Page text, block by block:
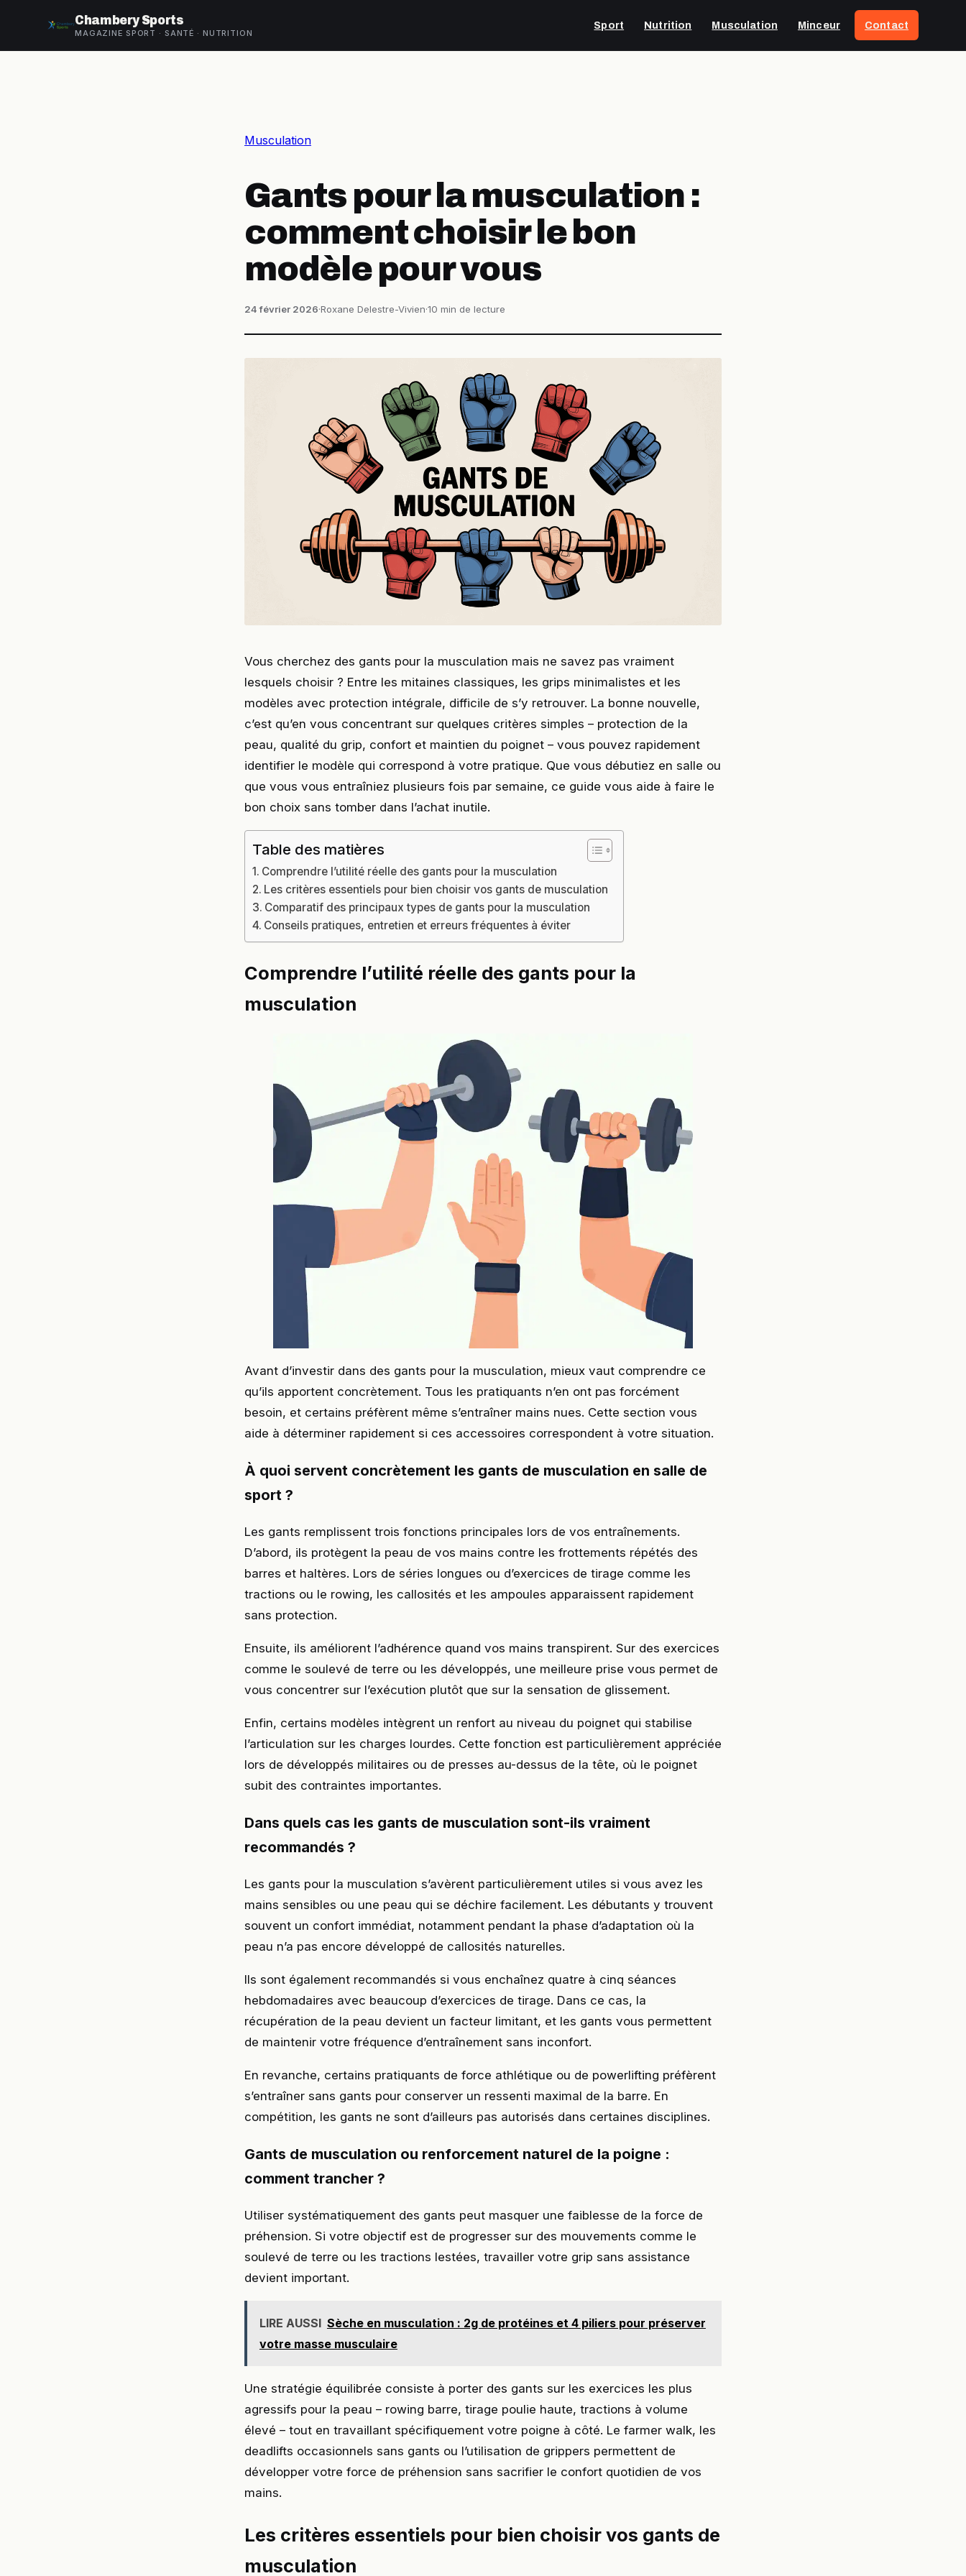
Chambery Sports
MAGAZINE SPORT · SANTÉ · NUTRITION
Sport Nutrition Musculation Minceur Contact
Musculation
Gants pour la musculation :
comment choisir le bon
modèle pour vous
24 février 2026·Roxane Delestre-Vivien·10 min de lecture
Vous cherchez des gants pour la musculation mais ne savez pas vraiment
lesquels choisir ? Entre les mitaines classiques, les grips minimalistes et les
modèles avec protection intégrale, difficile de s’y retrouver. La bonne nouvelle,
c’est qu’en vous concentrant sur quelques critères simples – protection de la
peau, qualité du grip, confort et maintien du poignet – vous pouvez rapidement
identifier le modèle qui correspond à votre pratique. Que vous débutiez en salle ou
que vous vous entraîniez plusieurs fois par semaine, ce guide vous aide à faire le
bon choix sans tomber dans l’achat inutile.
Table des matières
Comprendre l’utilité réelle des gants pour la musculation
Les critères essentiels pour bien choisir vos gants de musculation
Comparatif des principaux types de gants pour la musculation
Conseils pratiques, entretien et erreurs fréquentes à éviter
Comprendre l’utilité réelle des gants pour la
musculation
Avant d’investir dans des gants pour la musculation, mieux vaut comprendre ce
qu’ils apportent concrètement. Tous les pratiquants n’en ont pas forcément
besoin, et certains préfèrent même s’entraîner mains nues. Cette section vous
aide à déterminer rapidement si ces accessoires correspondent à votre situation.
À quoi servent concrètement les gants de musculation en salle de
sport ?
Les gants remplissent trois fonctions principales lors de vos entraînements.
D’abord, ils protègent la peau de vos mains contre les frottements répétés des
barres et haltères. Lors de séries longues ou d’exercices de tirage comme les
tractions ou le rowing, les callosités et les ampoules apparaissent rapidement
sans protection.
Ensuite, ils améliorent l’adhérence quand vos mains transpirent. Sur des exercices
comme le soulevé de terre ou les développés, une meilleure prise vous permet de
vous concentrer sur l’exécution plutôt que sur la sensation de glissement.
Enfin, certains modèles intègrent un renfort au niveau du poignet qui stabilise
l’articulation sur les charges lourdes. Cette fonction est particulièrement appréciée
lors de développés militaires ou de presses au-dessus de la tête, où le poignet
subit des contraintes importantes.
Dans quels cas les gants de musculation sont-ils vraiment
recommandés ?
Les gants pour la musculation s’avèrent particulièrement utiles si vous avez les
mains sensibles ou une peau qui se déchire facilement. Les débutants y trouvent
souvent un confort immédiat, notamment pendant la phase d’adaptation où la
peau n’a pas encore développé de callosités naturelles.
Ils sont également recommandés si vous enchaînez quatre à cinq séances
hebdomadaires avec beaucoup d’exercices de tirage. Dans ce cas, la
récupération de la peau devient un facteur limitant, et les gants vous permettent
de maintenir votre fréquence d’entraînement sans inconfort.
En revanche, certains pratiquants de force athlétique ou de powerlifting préfèrent
s’entraîner sans gants pour conserver un ressenti maximal de la barre. En
compétition, les gants ne sont d’ailleurs pas autorisés dans certaines disciplines.
Gants de musculation ou renforcement naturel de la poigne :
comment trancher ?
Utiliser systématiquement des gants peut masquer une faiblesse de la force de
préhension. Si votre objectif est de progresser sur des mouvements comme le
soulevé de terre ou les tractions lestées, travailler votre grip sans assistance
devient important.
LIRE AUSSI Sèche en musculation : 2g de protéines et 4 piliers pour préserver
votre masse musculaire
Une stratégie équilibrée consiste à porter des gants sur les exercices les plus
agressifs pour la peau – rowing barre, tirage poulie haute, tractions à volume
élevé – tout en travaillant spécifiquement votre poigne à côté. Le farmer walk, les
deadlifts occasionnels sans gants ou l’utilisation de grippers permettent de
développer votre force de préhension sans sacrifier le confort quotidien de vos
mains.
Les critères essentiels pour bien choisir vos gants de
musculation